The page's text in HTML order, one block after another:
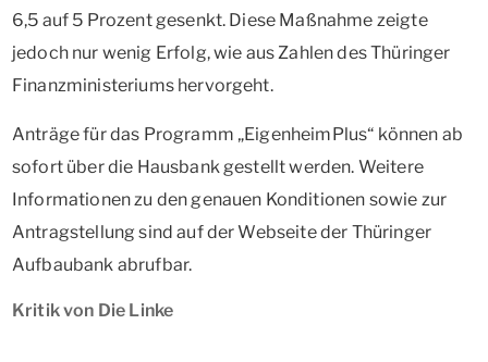
6,5 auf 5 Prozent gesenkt. Diese Maßnahme zeigte
jedoch nur wenig Erfolg, wie aus Zahlen des Thüringer
Finanzministeriums hervorgeht.
Anträge für das Programm „EigenheimPlus“ können ab
sofort über die Hausbank gestellt werden. Weitere
Informationen zu den genauen Konditionen sowie zur
Antragstellung sind auf der Webseite der Thüringer
Aufbaubank abrufbar.
Kritik von Die Linke